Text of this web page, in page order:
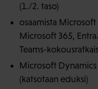
(1./2. taso)
osaamista
Microsoft 365,
Teams-
Microsoft
(katsotaan eduksi)